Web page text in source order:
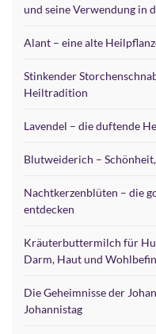
und seine Verwendung in
Alant – eine alte
Stinkender
Heiltradition
Lavendel – die duftende
Blutweiderich –
Nachtkerzenblüten – die
entdecken
Kräuterbuttermilch für
Darm, Haut und
Die Geheimnisse der
Johannistag